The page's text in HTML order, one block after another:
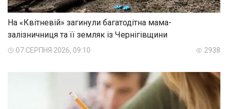
На «Квітневій» загинули багатодітна мама-
залізничниця та її земляк із Чернігівщини
07 СЕРПНЯ 2026, 09:10 2938